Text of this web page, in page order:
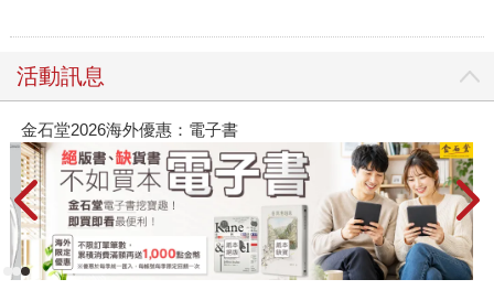
活動訊息
春光ｘ奇幻基地｜全書系展